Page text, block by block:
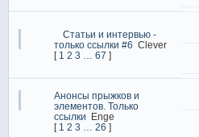
Статьи и интервью -
только ссылки #6 Clever
[ 1 2 3 67 ]
Анонсы прыжков и
элементов. Только
ссылки
Enge
[ 1 2 3 26 ]